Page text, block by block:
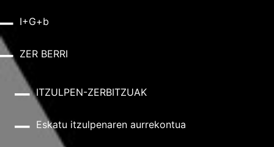
I+G+b
ZER BERRI
ITZULPEN-ZERBITZUAK
Eskatu itzulpenaren aurrekontua